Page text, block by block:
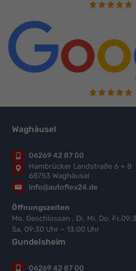
Waghäusel
06269 42 87 00
Hambrücker Landstraße 6 + 8
68753 Waghäusel
info@autoflex24.de
Öffnungszeiten
Mo. Geschlossen , Di, Mi, Do,
Sa, 09:30 Uhr – 13:00 Uhr
Gundelsheim
06269 42 87 00